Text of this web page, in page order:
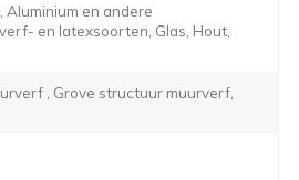
Aluminium en andere
en latexsoorten, Glas, Hout,
, Grove structuur muurverf,